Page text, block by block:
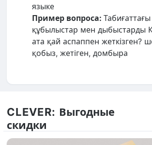
языке
Пример вопроса: Табиғаттағы
құбылыстар мен дыбыстарды
ата қай аспаппен жеткізген?
қобыз, жетіген, домбыра
CLEVER: Выгодные
скидки